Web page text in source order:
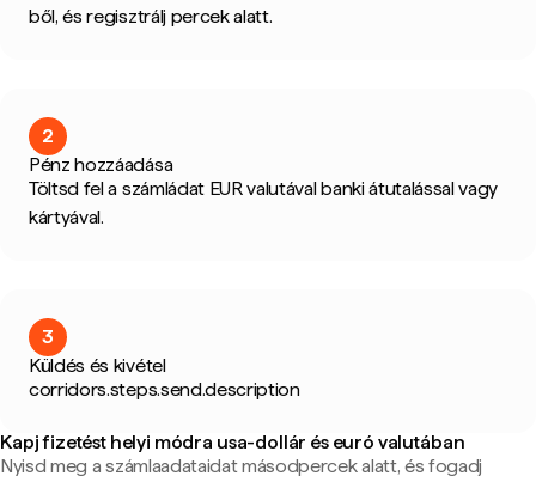
ből, és regisztrálj percek alatt.
2
Pénz hozzáadása
Töltsd fel a számládat EUR valutával banki átutalással vagy
kártyával.
3
Küldés és kivétel
corridors.steps.send.description
Kapj fizetést helyi módra usa-dollár és euró valutában
Nyisd meg a számlaadataidat másodpercek alatt, és fogadj